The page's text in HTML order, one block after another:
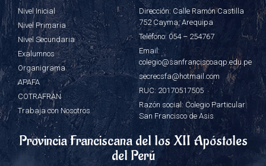
Nivel Inicial
Nivel Primaria
Nivel Secundaria
Exalumnos
Organigrama
APAFA
COTRAFRAN
Trabaja con Nosotros
Dirección: Calle Ramón Castilla
752 Cayma, Arequipa
Teléfono: 054 – 254767
Email:
colegio@sanfranciscoaqp.edu.pe
secrecsfa@hotmail.com
RUC: 20170517505
Razón social: Colegio Particular
San Francisco de Asis
Provincia Franciscana del los XII Apóstoles
del Perú